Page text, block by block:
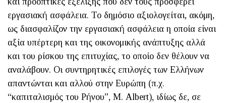
εργασιακή ασφάλεια. Το δημόσιο αξιολογείται, ακόμη,
ως διασφαλίζον την εργασιακή ασφάλεια η οποία είναι
αξία υπέρτερη και της οικονομικής ανάπτυξης αλλά
και του ρίσκου της επιτυχίας, το οποίο δεν θέλουν να
αναλάβουν. Οι συντηρητικές επιλογές των Ελλήνων
απαντώνται και αλλού στην Ευρώπη (π.χ.
“καπιταλισμός του Ρήνου”, Μ. Αlbert), ιδίως δε, σε